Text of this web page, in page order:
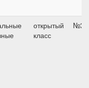
открытый
класс
№3,